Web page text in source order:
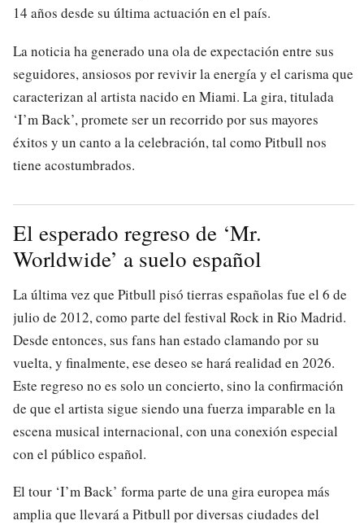
14 años desde su última actuación en el país.
La noticia ha generado una ola de expectación entre sus
seguidores, ansiosos por revivir la energía y el carisma que
caracterizan al artista nacido en Miami. La gira, titulada
‘I’m Back’, promete ser un recorrido por sus mayores
éxitos y un canto a la celebración, tal como Pitbull nos
tiene acostumbrados.
El esperado regreso de ‘Mr.
Worldwide’ a suelo español
La última vez que Pitbull pisó tierras españolas fue el 6 de
julio de 2012, como parte del festival Rock in Rio Madrid.
Desde entonces, sus fans han estado clamando por su
vuelta, y finalmente, ese deseo se hará realidad en 2026.
Este regreso no es solo un concierto, sino la confirmación
de que el artista sigue siendo una fuerza imparable en la
escena musical internacional, con una conexión especial
con el público español.
El tour ‘I’m Back’ forma parte de una gira europea más
amplia que llevará a Pitbull por diversas ciudades del